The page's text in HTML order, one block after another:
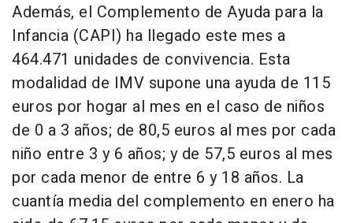
Además, el Complemento de Ayuda para la
Infancia (CAPI) ha llegado este mes a
464.471 unidades de convivencia. Esta
modalidad de IMV supone una ayuda de 115
euros por hogar al mes en el caso de niños
de 0 a 3 años; de 80,5 euros al mes por cada
niño entre 3 y 6 años; y de 57,5 euros al mes
por cada menor de entre 6 y 18 años. La
cuantía media del complemento en enero ha